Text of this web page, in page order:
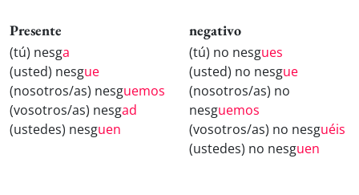
Presente
(tú) nesga
(usted) nesgue
(nosotros/as) nesguemos
(vosotros/as) nesgad
(ustedes) nesguen
negativo
(tú) no nesgues
(usted) no nesgue
(nosotros/as) no
nesguemos
(vosotros/as) no nesguéis
(ustedes) no nesguen